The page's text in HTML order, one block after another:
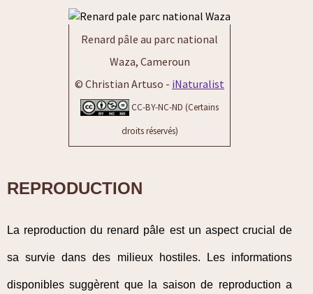
Renard pâle au parc national
Waza, Cameroun
© Christian Artuso - iNaturalist
CC-BY-NC-ND (Certains
droits réservés)
REPRODUCTION
La reproduction du renard pâle est un aspect crucial de
sa survie dans des milieux hostiles. Les informations
disponibles suggèrent que la saison de reproduction a